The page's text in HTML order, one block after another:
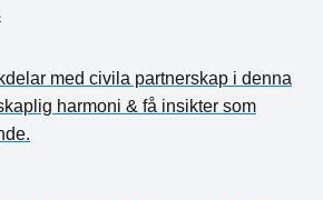
med civila partnerskap i denna
harmoni & få insikter som